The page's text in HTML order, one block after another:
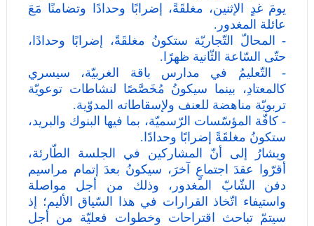
يومَ غدٍ الإثنين، مغلقَةً، إضرابًا وحدادًا وتضامنًا مَعَ
عائلة المغدور.
-
المحالّ التّجاريّة ستكونُ مغلقَةً، إضرابًا وحدادًا،
حتّى السّاعة الثّانية ظهرًا.
-
التّعليمُ في مدارس باقة الغربيّة، سيسري
كالمعتادِ، بينما سيكونُ مُخَصَّصًا لنشاطات توعويّة
تربويّة مناهضة للعنف ولإسقاطاته المدوّية.
- كافّة المؤسّسات الرّسميّة، بما فيها البنوك والبريد،
ستكونُ مغلقَةً إضرابًا وحدادًا.
ويشارُ إلى أنّ المشاركين في الجلسة الطّارئة،
أقرّوا عقدَ اجتماعٍ آخرَ، سيكونُ بعدَ إتمام مراسيم
دفن الشّابّ المغدور، وذلك من أجل مواصلة
واستيفاء اتّخاذ القرارات في هذا السّياق الأليم؛ إذ
سيتمّ تباحث اقتراحات وخطوات فعليّة من أجل